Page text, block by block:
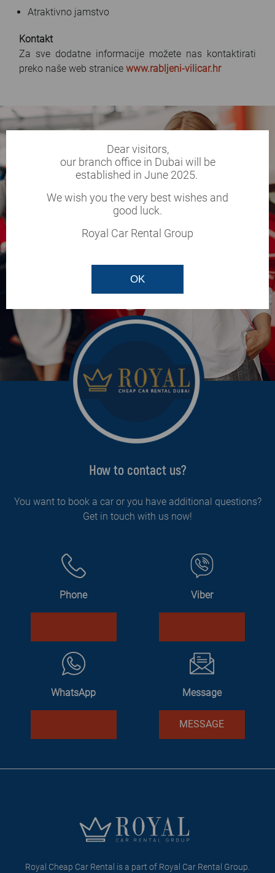
Atraktivno jamstvo
Kontakt
Za sve dodatne informacije možete nas kontaktirati
preko naše web stranice www.rabljeni-vilicar.hr
How to contact us?
You want to book a car or you have additional questions?
Get in touch with us now!
Phone Viber
WhatsApp Message
MESSAGE
Royal Cheap Car Rental is a part of Royal Car Rental Group.
Dear visitors,
our branch office in Dubai will be
established in June 2025.
We wish you the very best wishes and
good luck.
Royal Car Rental Group
OK